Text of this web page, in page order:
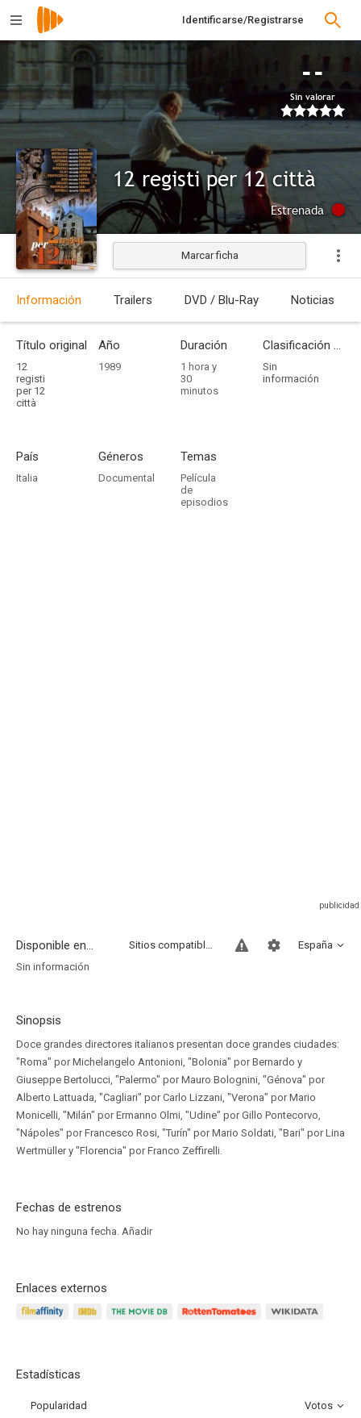
Identificarse/Registrarse
--
Sin valorar
12 registi per 12 città
Estrenada
Marcar ficha
Información Trailers DVD / Blu-Ray Noticias
Título original
12
registi
per 12
città
Año
1989
Duración
1 hora y
30
minutos
Clasificación por edades
Sin
información
País
Italia
Géneros
Documental
Temas
Película
de
episodios
Disponible en... España
Sitios compatibles
Sin información
Sinopsis
Doce grandes directores italianos presentan doce grandes ciudades:
"Roma" por Michelangelo Antonioni, "Bolonia" por Bernardo y
Giuseppe Bertolucci, "Palermo" por Mauro Bolognini, "Génova" por
Alberto Lattuada, "Cagliari" por Carlo Lizzani, "Verona" por Mario
Monicelli, "Milán" por Ermanno Olmi, "Udine" por Gillo Pontecorvo,
"Nápoles" por Francesco Rosi, "Turín" por Mario Soldati, "Bari" por Lina
Wertmüller y "Florencia" por Franco Zeffirelli.
Fechas de estrenos
No hay ninguna fecha. Añadir
Enlaces externos
Estadísticas
Popularidad Votos